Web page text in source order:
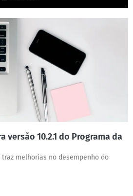
versão 10.2.1 do Programa da
melhorias no desempenho do